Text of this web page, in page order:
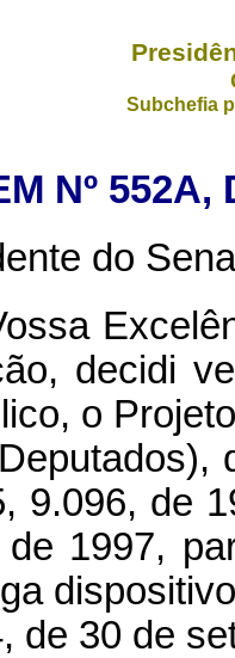
Subchefia
Nº 552A,
do
decidi
o
9.096, de
1997,
de 30 de